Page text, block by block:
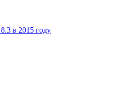
в 2015 году